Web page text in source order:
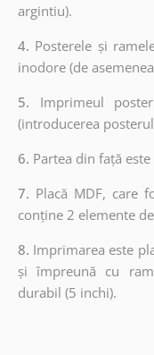
argintiu).
4. Posterele și
inodore (de
5. Imprimeul
(introducerea
6. Partea din față
7. Placă MDF, care
conține 2 elemente
8. Imprimarea este
și împreună cu
durabil (5 inchi).